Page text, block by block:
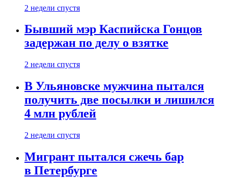
2 недели спустя
Бывший мэр Каспийска Гонцов
задержан по делу о взятке
2 недели спустя
В Ульяновске мужчина пытался
получить две посылки и лишился
4 млн рублей
2 недели спустя
Мигрант пытался сжечь бар
в Петербурге